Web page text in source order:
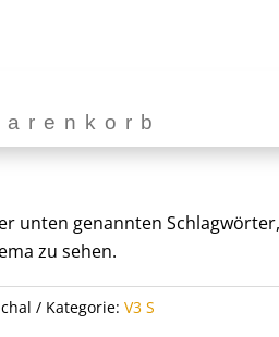
unten genannten
zu sehen.
Kategorie:V3 S